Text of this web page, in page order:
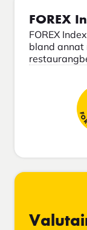
FOREX
FOREX
bland annat